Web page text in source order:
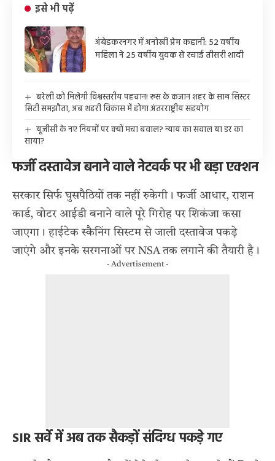
इसे भी पढ़ें
अंबेडकरनगर में अनोखी प्रेम कहानी: 52 वर्षीय
महिला ने 25 वर्षीय युवक से रचाई तीसरी शादी
बरेली को मिलेगी विश्वस्तरीय पहचान! रूस के कजान शहर के साथ सिस्टर
सिटी समझौता, अब शहरी विकास में होगा अंतरराष्ट्रीय सहयोग
यूजीसी के नए नियमों पर क्यों मचा बवाल? न्याय का सवाल या डर का
साया?
फर्जी दस्तावेज बनाने वाले नेटवर्क पर भी बड़ा एक्शन
सरकार सिर्फ घुसपैठियों तक नहीं रुकेगी। फर्जी आधार, राशन
कार्ड, वोटर आईडी बनाने वाले पूरे गिरोह पर शिकंजा कसा
जाएगा। हाईटेक स्कैनिंग सिस्टम से जाली दस्तावेज पकड़े
जाएंगे और इनके सरगनाओं पर NSA तक लगाने की तैयारी है।
- Advertisement -
SIR सर्वे में अब तक सैकड़ों संदिग्ध पकड़े गए